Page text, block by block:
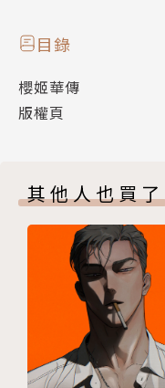
目錄
櫻姬華傳
版權頁
其他人也買了